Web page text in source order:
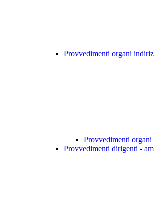
Provvedimenti organi
Provvedimenti
Provvedimenti dirigenti -